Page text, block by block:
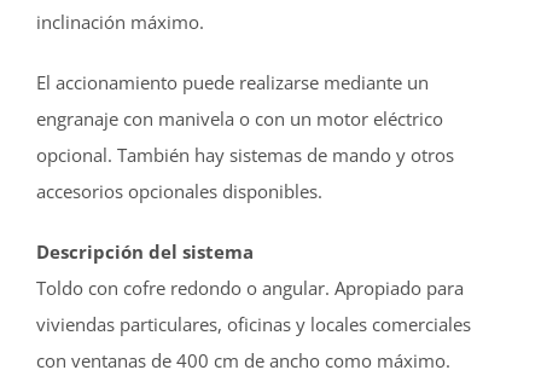
inclinación máximo.
El accionamiento puede realizarse mediante un
engranaje con manivela o con un motor eléctrico
opcional. También hay sistemas de mando y otros
accesorios opcionales disponibles.
Descripción del sistema
Toldo con cofre redondo o angular. Apropiado para
viviendas particulares, oficinas y locales comerciales
con ventanas de 400 cm de ancho como máximo.